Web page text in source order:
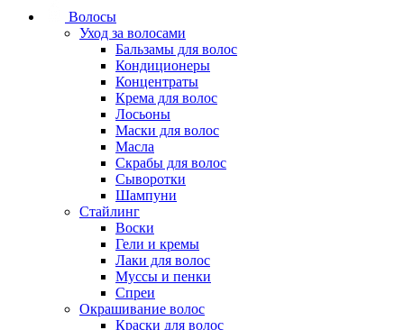
Волосы
Уход за волосами
Бальзамы для волос
Кондиционеры
Концентраты
Крема для волос
Лосьоны
Маски для волос
Масла
Скрабы для волос
Сыворотки
Шампуни
Стайлинг
Воски
Гели и кремы
Лаки для волос
Муссы и пенки
Спреи
Окрашивание волос
Краски для волос